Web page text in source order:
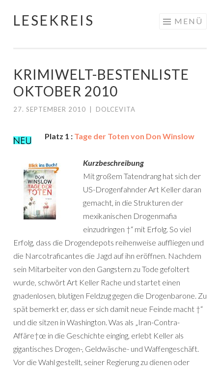
Springe
LESEKREIS MENÜ
KRIMIWELT-BESTENLISTE
OKTOBER 2010
27. SEPTEMBER 2010 DOLCEVITA
Platz 1 : Tage der Toten von Don Winslow
Kurzbeschreibung
Mit großem Tatendrang hat sich der
US-Drogenfahnder Art Keller daran
gemacht, in die Strukturen der
mexikanischen Drogenmafia
einzudringen †“ mit Erfolg. So viel
Erfolg, dass die Drogendepots reihenweise auffliegen und
die Narcotraficantes die Jagd auf ihn eröffnen. Nachdem
sein Mitarbeiter von den Gangstern zu Tode gefoltert
wurde, schwört Art Keller Rache und startet einen
gnadenlosen, blutigen Feldzug gegen die Drogenbarone. Zu
spät bemerkt er, dass er sich damit neue Feinde macht †“
und die sitzen in Washington. Was als „Iran-Contra-
Affäre†œ in die Geschichte einging, erlebt Keller als
gigantisches Drogen-, Geldwäsche- und Waffengeschäft.
Vor die Wahl gestellt, seiner Regierung zu dienen oder